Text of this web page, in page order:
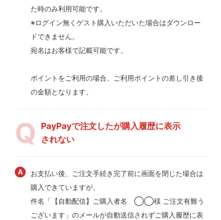
た時のみ利用可能です。
※ログイン無くゲスト購入いただいた場合はダウンロー
ドできません。
宛名はお客様で記載可能です。
ポイントをご利用の場合、ご利用ポイントの差し引き後
の金額となります。
PayPayで注文したが購入履歴に表示
されない
お支払い後、ご注文手続き完了前に画面を閉じた場合は
購入できていますが、
件名「【自動配信】ご購入者名 ◯◯様 ご注文有難う
ございます」のメールが自動送信されずご購入履歴に表